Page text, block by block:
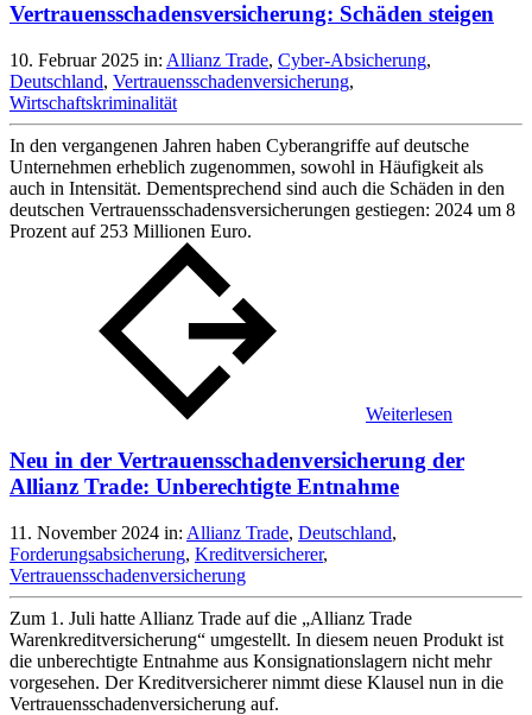
Vertrauensschadensversicherung: Schäden steigen
10. Februar 2025 in: Allianz Trade, Cyber-Absicherung,
Deutschland, Vertrauensschadenversicherung,
Wirtschaftskriminalität
In den vergangenen Jahren haben Cyberangriffe auf deutsche
Unternehmen erheblich zugenommen, sowohl in Häufigkeit als
auch in Intensität. Dementsprechend sind auch die Schäden in den
deutschen Vertrauensschadensversicherungen gestiegen: 2024 um 8
Prozent auf 253 Millionen Euro.
Weiterlesen
Neu in der Vertrauensschadenversicherung der
Allianz Trade: Unberechtigte Entnahme
11. November 2024 in: Allianz Trade, Deutschland,
Forderungsabsicherung, Kreditversicherer,
Vertrauensschadenversicherung
Zum 1. Juli hatte Allianz Trade auf die „Allianz Trade
Warenkreditversicherung“ umgestellt. In diesem neuen Produkt ist
die unberechtigte Entnahme aus Konsignationslagern nicht mehr
vorgesehen. Der Kreditversicherer nimmt diese Klausel nun in die
Vertrauensschadenversicherung auf.